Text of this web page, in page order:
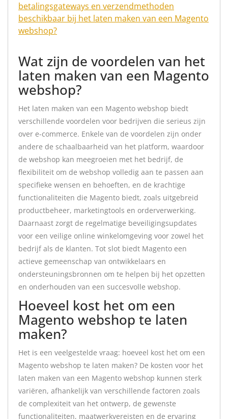
betalingsgateways en verzendmethoden
beschikbaar bij het laten maken van een Magento
webshop?
Wat zijn de voordelen van het
laten maken van een Magento
webshop?
Het laten maken van een Magento webshop biedt
verschillende voordelen voor bedrijven die serieus zijn
over e-commerce. Enkele van de voordelen zijn onder
andere de schaalbaarheid van het platform, waardoor
de webshop kan meegroeien met het bedrijf, de
flexibiliteit om de webshop volledig aan te passen aan
specifieke wensen en behoeften, en de krachtige
functionaliteiten die Magento biedt, zoals uitgebreid
productbeheer, marketingtools en orderverwerking.
Daarnaast zorgt de regelmatige beveiligingsupdates
voor een veilige online winkelomgeving voor zowel het
bedrijf als de klanten. Tot slot biedt Magento een
actieve gemeenschap van ontwikkelaars en
ondersteuningsbronnen om te helpen bij het opzetten
en onderhouden van een succesvolle webshop.
Hoeveel kost het om een
Magento webshop te laten
maken?
Het is een veelgestelde vraag: hoeveel kost het om een
Magento webshop te laten maken? De kosten voor het
laten maken van een Magento webshop kunnen sterk
variëren, afhankelijk van verschillende factoren zoals
de complexiteit van het ontwerp, de gewenste
functionaliteiten, maatwerkvereisten en de ervaring